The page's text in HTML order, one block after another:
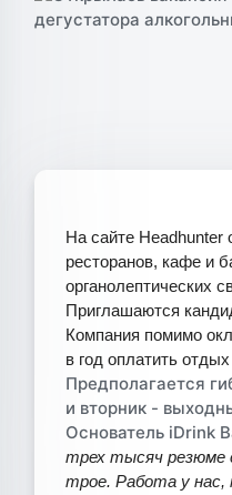
На сайте Headhunter
ресторанов, кафе и
органолептических
Приглашаются
Компания помимо
в год оплатить
Предполагается
и вторник -
Основатель iDrink
трех тысяч резюме
трое. Работа у нас,